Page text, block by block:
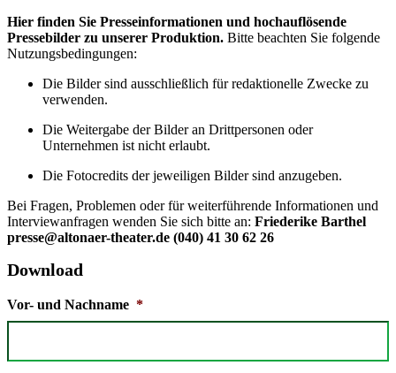
Hier finden Sie Presseinformationen und hochauflösende
Pressebilder zu unserer Produktion. Bitte beachten Sie folgende
Nutzungsbedingungen:
Die Bilder sind ausschließlich für redaktionelle Zwecke zu
verwenden.
Die Weitergabe der Bilder an Drittpersonen oder
Unternehmen ist nicht erlaubt.
Die Fotocredits der jeweiligen Bilder sind anzugeben.
Bei Fragen, Problemen oder für weiterführende Informationen und
Interviewanfragen wenden Sie sich bitte an: Friederike Barthel
presse@altonaer-theater.de (040) 41 30 62 26
Download
Vor- und Nachname *